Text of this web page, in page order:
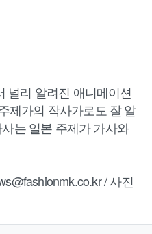
널리 알려진 애니메이션
제가의 작사가로도 잘 알
는 일본 주제가 가사와
/ 사진